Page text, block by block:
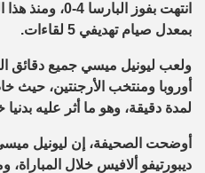
انتهت بفوز
بمعدل صيام تهديفي 5 لقاءات.
ولعب ليونيل ميسي جميع دقائق
لمدة دقيقة، وهو ما أثر عليه بدنيا خاصة
أوضحت الصحيفة، إن ليونيل
ديبورتيفو ألافيس خلال